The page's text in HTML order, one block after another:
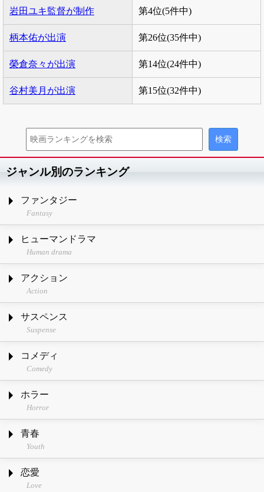
岩田ユキ監督が制作 第4位(5件中)
柄本佑が出演 第26位(35件中)
榮倉奈々が出演 第14位(24件中)
谷村美月が出演 第15位(32件中)
ジャンル別のランキング
ファンタジー
Fantasy
ヒューマンドラマ
Human drama
アクション
Action
サスペンス
Suspense
コメディ
Comedy
ホラー
Horror
青春
Youth
恋愛
Love